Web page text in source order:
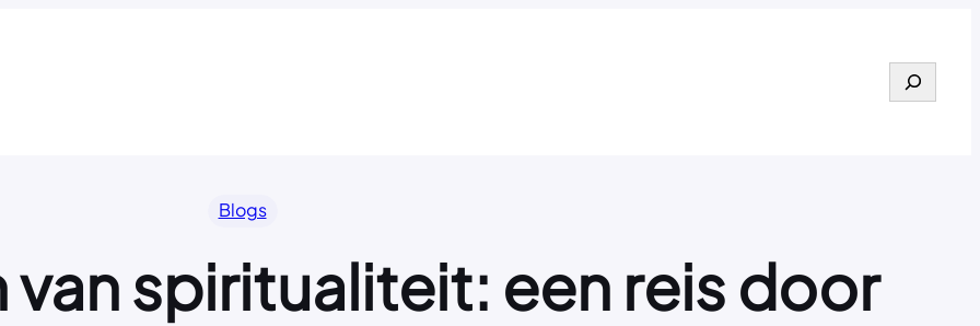
Search
Blogs
spiritualiteit: een reis door